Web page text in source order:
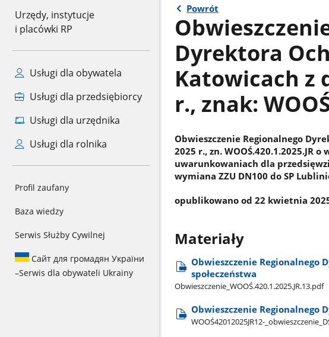
Urzędy, instytucje
i placówki RP
Usługi dla obywatela
Usługi dla przedsiębiorcy
Usługi dla urzędnika
Usługi dla rolnika
Profil zaufany
Baza wiedzy
Serwis Służby Cywilnej
Сайт для громадян України
–Serwis dla obywateli Ukrainy
Powrót
Dyrektora
Katowicach z
r., znak:
Obwieszczenie Regionalnego
2025 r., zn. WOOŚ.420.1.2025.JR
uwarunkowaniach dla
wymiana ZZU DN100 do SP
opublikowano od 22 kwietnia
Materiały
Obwieszczenie Regionalnego
społeczeństwa
Obwieszczenie​_WOOŚ.420.1.2025.JR.13.pdf
Obwieszczenie Regionalnego
WOOŚ42012025JR12-​